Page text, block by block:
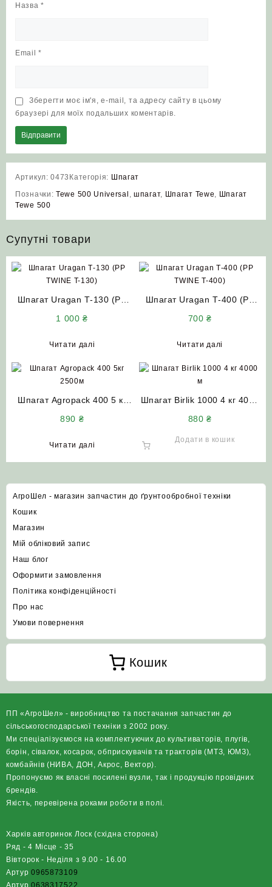
Назва*
Email*
Зберегти моє ім'я, e-mail, та адресу сайту в цьому
браузері для моїх подальших коментарів.
Артикул:0473 Категорія: Шпагат
Позначки: Tewe 500 Universal ,шпагат, Шпагат Tewe, Шпагат
Tewe 500
Супутні товари
Шпагат Uragan Т-130 (PP
1 000₴
Читати далі
Шпагат Uragan Т-400 (PP
700₴
Читати далі
Шпагат Agropack 400 5 кг
890 ₴
Читати далі
Шпагат Birlik 1000 4 кг 4000
880₴
Додати в кошик
АгроШел - магазин запчастин до ґрунтообробної техніки
Кошик
Магазин
Мій обліковий запис
Наш блог
Оформити замовлення
Політика конфіденційності
Про нас
Умови повернення
Кошик
ПП «АгроШел» - виробництво та постачання запчастин до
сільськогосподарської техніки з 2002 року.
Ми спеціалізуємося на комплектуючих до культиваторів, плугів,
борін, сівалок, косарок, обприскувачів та тракторів (МТЗ, ЮМЗ),
комбайнів (НИВА, ДОН, Акрос, Вектор).
Пропонуємо як власні посилені вузли, так і продукцію провідних
брендів.
Якість, перевірена роками роботи в полі.
Харків авторинок Лоск (східна сторона)
Ряд - 4 Місце - 35
Вівторок - Неділя з 9.00 - 16.00
Артур0965873109
Артур0638317522